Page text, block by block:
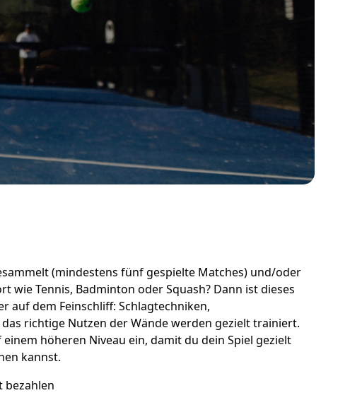
(mindestens fünf gespielte Matches) und/oder
wie Tennis, Badminton oder Squash? Dann ist dieses
auf dem Feinschliff: Schlagtechniken,
richtige Nutzen der Wände werden gezielt trainiert.
höheren Niveau ein, damit du dein Spiel gezielt
kannst.
bezahlen